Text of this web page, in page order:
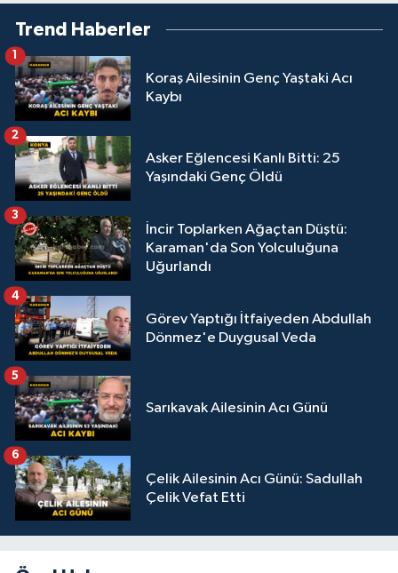
Trend Haberler
Koraş Ailesinin Genç Yaştaki Acı
Kaybı
1
Asker Eğlencesi Kanlı Bitti: 25
Yaşındaki Genç Öldü
2
İncir Toplarken Ağaçtan Düştü:
Karaman'da Son Yolculuğuna
Uğurlandı
3
Görev Yaptığı İtfaiyeden Abdullah
Dönmez'e Duygusal Veda
4
Sarıkavak Ailesinin Acı Günü
5
Çelik Ailesinin Acı Günü: Sadullah
Çelik Vefat Etti
6